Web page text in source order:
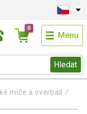
Hledat
0
Menu
míče a overball